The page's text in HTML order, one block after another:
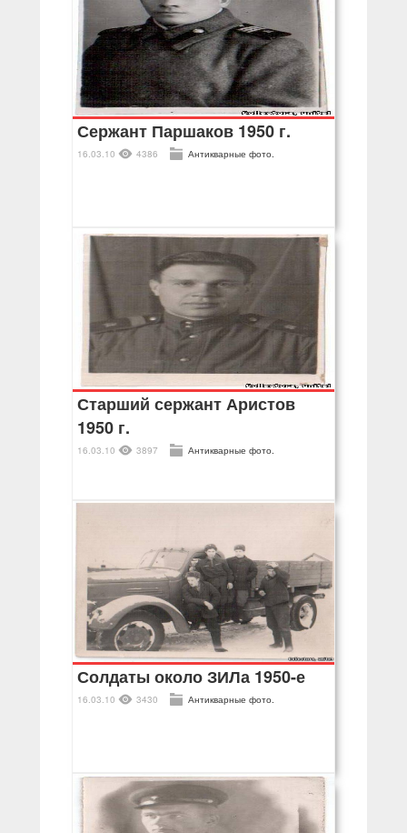
Сержант Паршаков 1950 г.
16.03.10 4386 Антикварные фото.
Старший сержант Аристов
1950 г.
16.03.10 3897 Антикварные фото.
Солдаты около ЗИЛа 1950-е
16.03.10 3430 Антикварные фото.